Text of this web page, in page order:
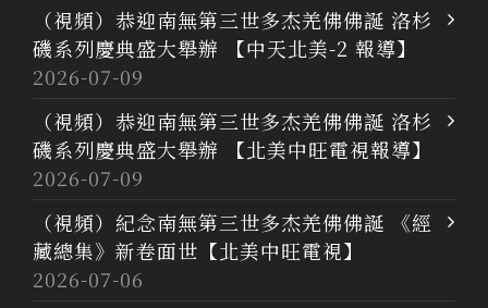
（視頻）恭迎南無第三世多杰羌佛佛誕 洛杉
磯系列慶典盛大舉辦 【中天北美-2 報導】
2026-07-09
（視頻）恭迎南無第三世多杰羌佛佛誕 洛杉
磯系列慶典盛大舉辦 【北美中旺電視報導】
2026-07-09
（視頻）紀念南無第三世多杰羌佛佛誕 《經
藏總集》新卷面世【北美中旺電視】
2026-07-06